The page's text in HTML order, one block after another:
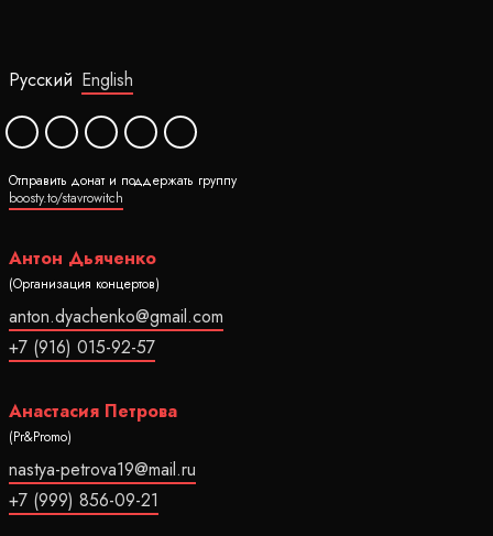
Русский English
Отправить донат и поддержать группу
boosty.to/stavrowitch
Антон Дьяченко
(Организация концертов)
anton.dyachenko@gmail.com
+7 (916) 015-92-57
Анастасия Петрова
(Pr&Promo)
nastya-petrova19@mail.ru
+7 (999) 856-09-21